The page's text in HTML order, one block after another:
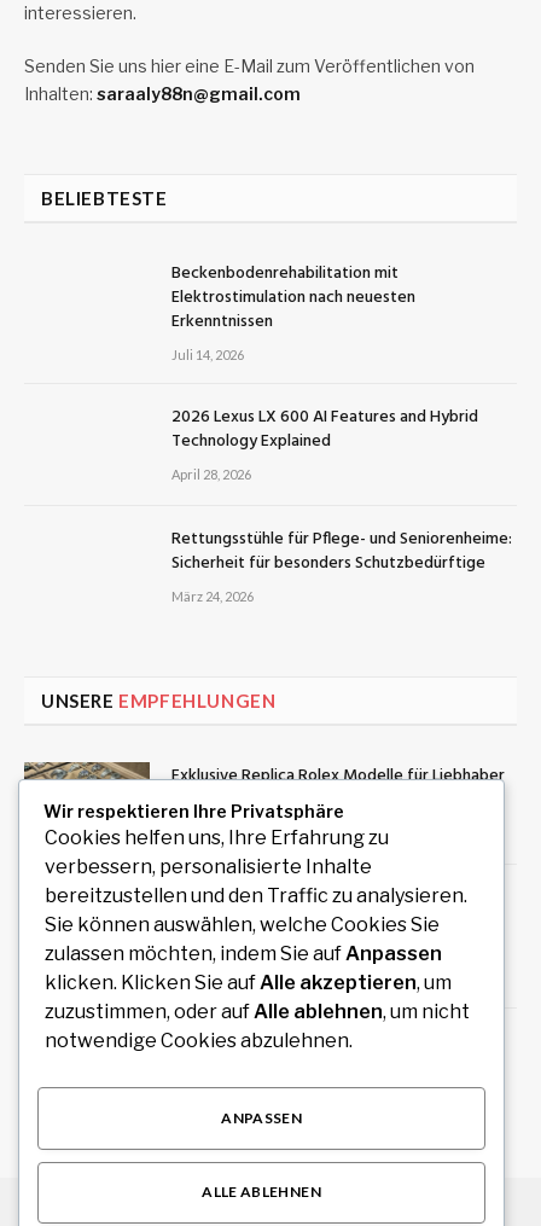
interessieren.
Senden Sie uns hier eine E-Mail zum Veröffentlichen von
Inhalten: saraaly88n@gmail.com
BELIEBTESTE
Beckenbodenrehabilitation mit
Elektrostimulation nach neuesten
Erkenntnissen
Juli 14, 2026
2026 Lexus LX 600 AI Features and Hybrid
Technology Explained
April 28, 2026
Rettungsstühle für Pflege- und Seniorenheime:
Sicherheit für besonders Schutzbedürftige
März 24, 2026
UNSERE EMPFEHLUNGEN
Exklusive Replica Rolex Modelle für Liebhaber
hochwertiger Zeitmesser
August 10, 2026
Führungskräfte Coaching Wien: Persönliche
Entwicklung als Grundlage erfolgreicher
Führung
August 9, 2026
Wäschereibedarf kaufen für professionelle
Wir respektieren Ihre Privatsphäre
Cookies helfen uns, Ihre Erfahrung zu
verbessern, personalisierte Inhalte
bereitzustellen und den Traffic zu analysieren.
Sie können auswählen, welche Cookies Sie
zulassen möchten, indem Sie aufAnpassen
klicken. Klicken Sie aufAlle akzeptieren, um
zuzustimmen, oder aufAlle ablehnen, um nicht
notwendige Cookies abzulehnen.
ANPASSEN
ALLE ABLEHNEN